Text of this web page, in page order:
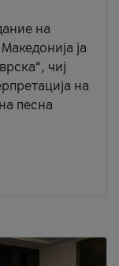
на
ја
чиј
на
песна